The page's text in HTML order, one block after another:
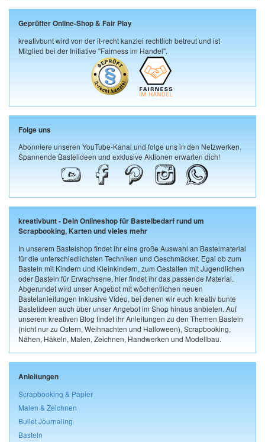
Geprüfter Online-Shop & Fair Play
kreativbunt wird von der it-recht kanzlei rechtlich betreut und ist
Mitglied bei der Initiative "Fairness im Handel".
Folge uns
Abonniere unseren YouTube-Kanal und folge uns in den Netzwerken.
Spannende Bastelideen und exklusive Aktionen erwarten dich!
kreativbunt - Dein Onlineshop für Bastelbedarf rund um
Scrapbooking, Karten und vieles mehr
In unserem Bastelshop findet ihr eine große Auswahl an Bastelmaterial
für die unterschiedlichsten Techniken und Geschmäcker. Egal ob zum
Basteln mit Kindern und Kleinkindern, zum Gestalten mit Jugendlichen
oder Basteln für Erwachsene, hier findet ihr das passende Material.
Abgerundet wird unser Angebot mit wöchentlichen neuen
Bastelanleitungen inklusive Video, bei denen wir euch kreativ bunte
Bastelideen auch über unser Angebot im Shop hinaus anbieten. Auf
unserem kreativen Blog findet ihr Anleitungen zu den Themen Basteln
(nicht nur zu Ostern, Weihnachten und Halloween), Scrapbooking,
Nähen, Häkeln, Malen, Zeichnen, Handwerken und Modellbau.
Anleitungen
Scrapbooking & Papier
Malen & Zeichnen
Bullet Journaling
Basteln